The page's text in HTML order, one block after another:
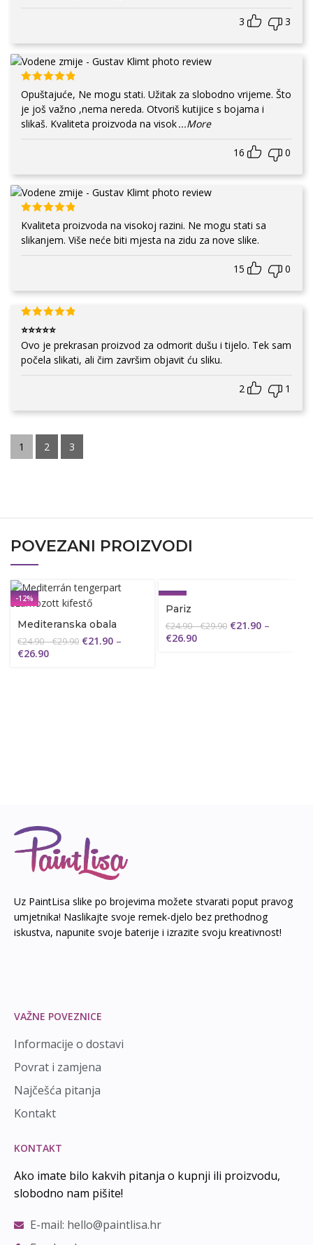
3 3
Opuštajuće, Ne mogu stati. Užitak za slobodno vrijeme. Što
je još važno ,nema nereda. Otvoriš kutijice s bojama i
slikaš. Kvaliteta proizvoda na visok...More
16 0
Kvaliteta proizvoda na visokoj razini. Ne mogu stati sa
slikanjem. Više neće biti mjesta na zidu za nove slike.
15 0
⭐⭐⭐⭐⭐
Ovo je prekrasan proizvod za odmorit dušu i tijelo. Tek sam
počela slikati, ali čim završim objavit ću sliku.
2 1
1 2 3
POVEZANI PROIZVODI
-12%
Mediteranska obala
€24.90–€29.90 €21.90 –
€26.90
-12%
Pariz
€24.90–€29.90 €21.90 –
€26.90
Uz PaintLisa slike po brojevima možete stvarati poput pravog
umjetnika! Naslikajte svoje remek-djelo bez prethodnog
iskustva, napunite svoje baterije i izrazite svoju kreativnost!
VAŽNE POVEZNICE
Informacije o dostavi
Povrat i zamjena
Najčešća pitanja
Kontakt
KONTAKT
Ako imate bilo kakvih pitanja o kupnji ili proizvodu,
slobodno nam pišite!
E-mail: hello@paintlisa.hr